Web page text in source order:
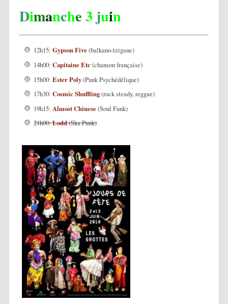
Dimanche3juin
12h15:Gypson Five(balkano-tzigane)
14h00:Capitaine Etc(chanson française)
15h00:Ester Poly(Punk Psychédélique)
17h30:Cosmic Shuffling(rock steady, reggae)
19h15:Almost Chinese(Soul Funk)
21h00:Lodd(Ska Punk)